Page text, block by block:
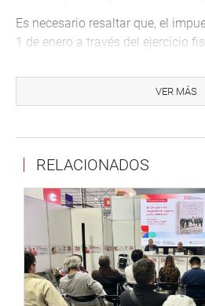
Es necesario resaltar que, el
1 de enero a través del ejercicio
hasta el último día hábil del mes
fraccionada, que se determina en
de 60 días donde deberán
y antielusivas respecto a este
la SUNAT tendría que elaborar un
incorporando la información
determinación del impuesto, y se
administración y recaudación
Finalmente, desde la Bancada
VER MÁS
RELACIONADOS